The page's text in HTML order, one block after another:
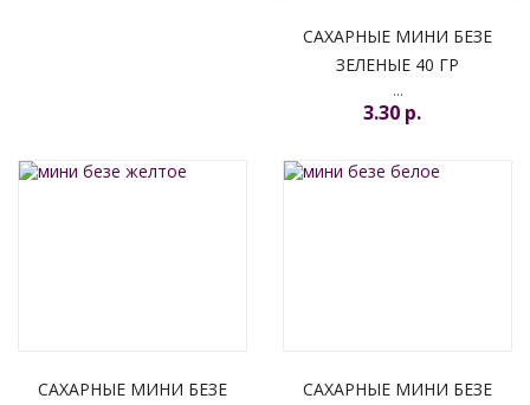
САХАРНЫЕ МИНИ БЕЗЕ
ЗЕЛЕНЫЕ 40 ГР
...
3.30 p.
САХАРНЫЕ МИНИ БЕЗЕ
САХАРНЫЕ МИНИ БЕЗЕ